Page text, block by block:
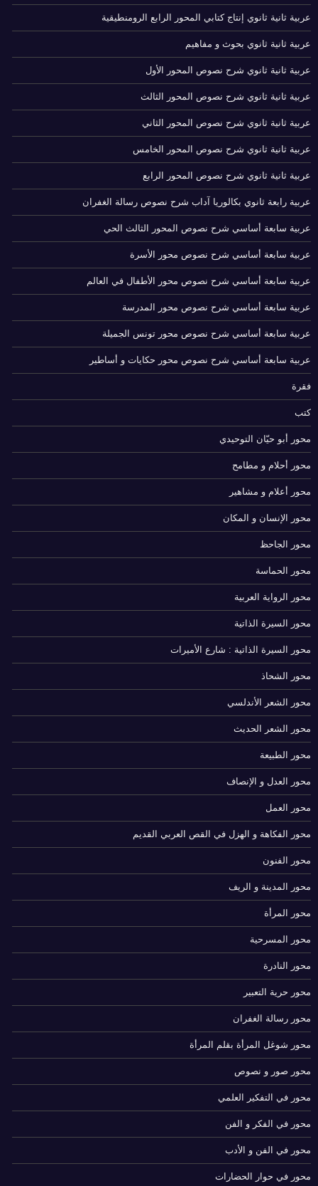
عربية ثانية ثانوي إنتاج كتابي المحور الرابع الرومنطيقية
عربية ثانية ثانوي بحوث و مفاهيم
عربية ثانية ثانوي شرح نصوص المحور الأول
عربية ثانية ثانوي شرح نصوص المحور الثالث
عربية ثانية ثانوي شرح نصوص المحور الثاني
عربية ثانية ثانوي شرح نصوص المحور الخامس
عربية ثانية ثانوي شرح نصوص المحور الرابع
عربية رابعة ثانوي بكالوريا آداب شرح نصوص رسالة الغفران
عربية سابعة أساسي شرح نصوص المحور الثالث الحي
عربية سابعة أساسي شرح نصوص محور الأسرة
عربية سابعة أساسي شرح نصوص محور الأطفال في العالم
عربية سابعة أساسي شرح نصوص محور المدرسة
عربية سابعة أساسي شرح نصوص محور تونس الجميلة
عربية سابعة أساسي شرح نصوص محور حكايات و أساطير
فقرة
كتب
محور أبو حيّان التوحيدي
محور أحلام و مطامح
محور أعلام و مشاهير
محور الإنسان و المكان
محور الجاحظ
محور الحماسة
محور الرواية العربية
محور السيرة الذاتية
محور السيرة الذاتية : شارع الأميرات
محور الشحاذ
محور الشعر الأندلسي
محور الشعر الحديث
محور الطبيعة
محور العدل و الإنصاف
محور العمل
محور الفكاهة و الهزل في القص العربي القديم
محور الفنون
محور المدينة و الريف
محور المرأة
محور المسرحية
محور النادرة
محور حرية التعبير
محور رسالة الغفران
محور شوغل المرأة بقلم المرأة
محور صور و نصوص
محور في التفكير العلمي
محور في الفكر و الفن
محور في الفن و الأدب
محور في حوار الحضارات